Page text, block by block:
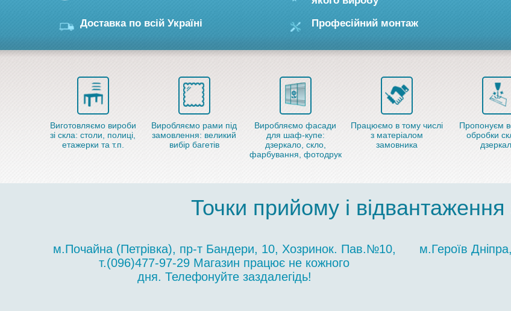
Доставка по всій Україні Професійний монтаж
Виготовляємо вироби
зі скла: столи, полиці,
етажерки та т.п.
Виробляємо рами під
замовлення: великий
вибір багетів
Виробляємо фасади
для шаф-купе:
дзеркало, скло,
фарбування, фотодрук
Працюємо в тому числі
з матеріалом
замовника
Пропонуєм
обробки
Точки прийому і
м.Почайна (Петрівка), пр-т Бандери, 10, Хозринок. Пав.№10,
т.(096)477-97-29 Магазин працює не кожного
дня. Телефонуйте заздалегідь!
м.Героїв